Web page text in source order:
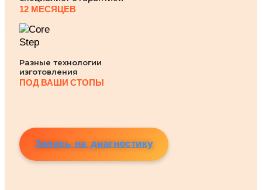
12 МЕСЯЦЕВ
Разные технологии
изготовления
ПОД ВАШИ СТОПЫ
Запись на диагностику